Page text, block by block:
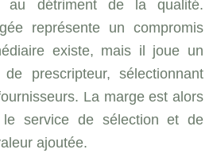
au détriment de la qualité.
représente un compromis
existe, mais il joue un
prescripteur, sélectionnant
La marge est alors
le service de sélection et de
ajoutée.